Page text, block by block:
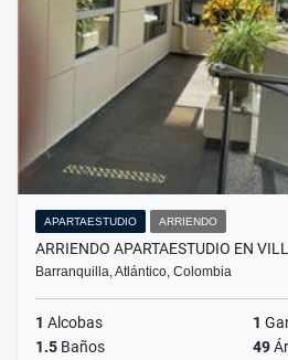
APARTAESTUDIO ARRIENDO
ARRIENDO APARTAESTUDIO EN
Barranquilla, Atlántico, Colombia
1 Alcobas 1
1.5 Baños 49